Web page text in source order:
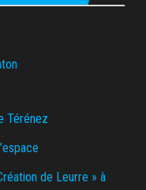
Térénez
de Leurre » à